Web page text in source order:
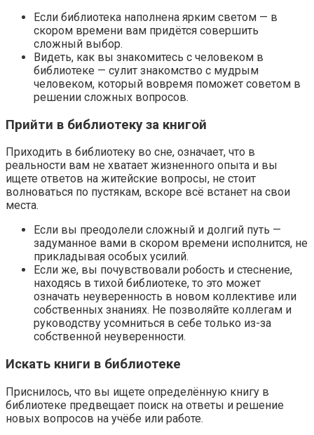
Если библиотека наполнена ярким светом — в
скором времени вам придётся совершить
сложный выбор.
Видеть, как вы знакомитесь с человеком в
библиотеке — сулит знакомство с мудрым
человеком, который вовремя поможет советом в
решении сложных вопросов.
Прийти в библиотеку за книгой
Приходить в библиотеку во сне, означает, что в
реальности вам не хватает жизненного опыта и вы
ищете ответов на житейские вопросы, не стоит
волноваться по пустякам, вскоре всё встанет на свои
места.
Если вы преодолели сложный и долгий путь —
задуманное вами в скором времени исполнится, не
прикладывая особых усилий.
Если же, вы почувствовали робость и стеснение,
находясь в тихой библиотеке, то это может
означать неуверенность в новом коллективе или
собственных знаниях. Не позволяйте коллегам и
руководству усомниться в себе только из-за
собственной неуверенности.
Искать книги в библиотеке
Приснилось, что вы ищете определённую книгу в
библиотеке предвещает поиск на ответы и решение
новых вопросов на учёбе или работе.